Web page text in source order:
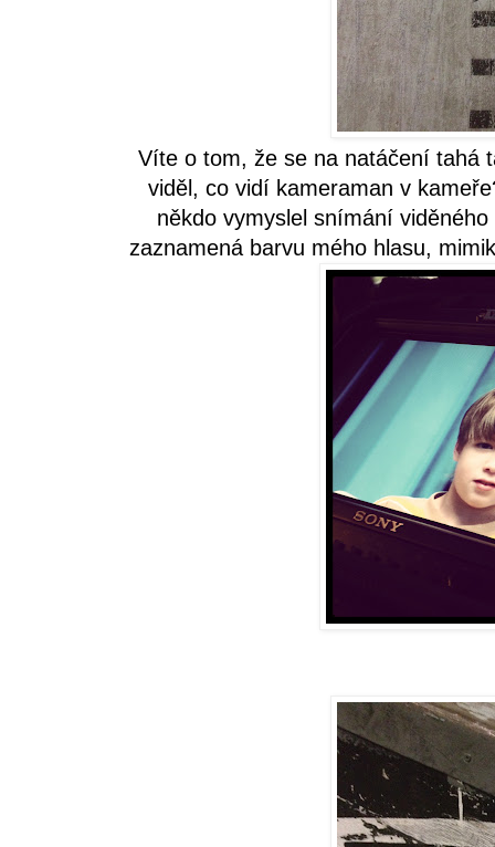
Víte o tom, že se na natáčení tahá
viděl, co vidí kameraman v
někdo vymyslel snímání
zaznamená barvu mého hlasu,